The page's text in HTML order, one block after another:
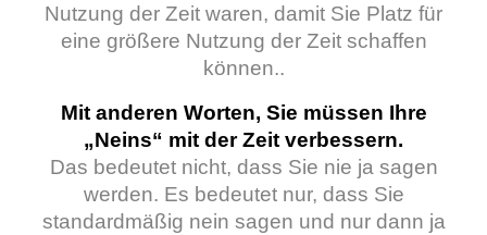
Nutzung der Zeit waren, damit Sie Platz für
eine größere Nutzung der Zeit schaffen
können..
Mit anderen Worten, Sie müssen Ihre
„Neins“ mit der Zeit verbessern.
Das bedeutet nicht, dass Sie nie ja sagen
werden. Es bedeutet nur, dass Sie
standardmäßig nein sagen und nur dann ja